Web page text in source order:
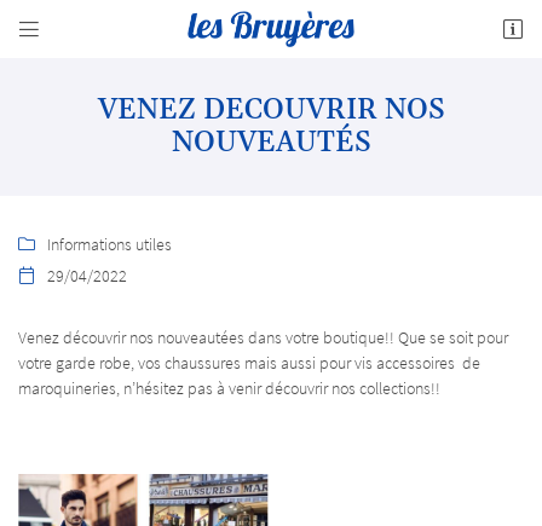
 
02 48 58 69 98
 Adresse email de réception
INSCRIPTION
VENEZ DECOUVRIR NOS
NOUVEAUTÉS
 Informations utiles
 29/04/2022
Venez découvrir nos nouveautées dans votre boutique!! Que se soit pour
votre garde robe, vos chaussures mais aussi pour vis accessoires de
maroquineries, n’hésitez pas à venir découvrir nos collections!!